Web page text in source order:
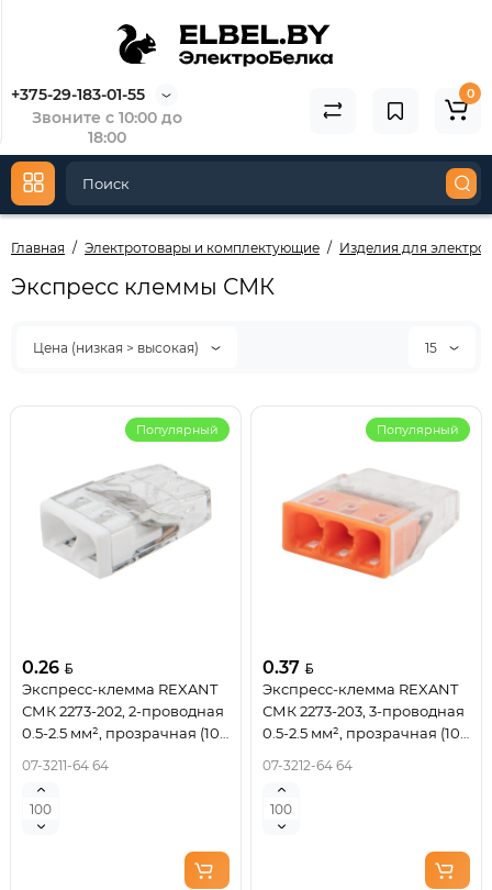
+375-29-183-01-55
Звоните с 10:00 до
18:00
0
Главная Электротовары и комплектующие Изделия для
Купить
Экспресс клеммы СМК
Цена (низкая > высокая) 15
Популярный
0.26
Экспресс-клемма REXANT
СМК 2273-202, 2-проводная
0.5-2.5 мм², прозрачная (100
07-3211-64 64
Популярный
0.37
Экспресс-клемма REXANT
СМК 2273-203, 3-проводная
0.5-2.5 мм², прозрачная (100
07-3212-64 64